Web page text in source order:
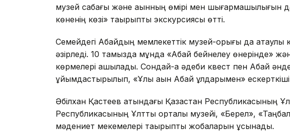
музей сабағы және ақынның өмірі мен шығармашылығын
көненің көзі» тақырыптық экскурсиясы өтті.
Семейдегі Абайдың мемлекеттік музей-қорығы да атаулы
әзірледі. 10 тамызда мұнда «Абай бейнелеу өнерінде»
көрмелері ашылады. Сондай-ақ әдеби квест пен Абай
ұйымдастырылып, «Ұлы ақын Абай ұлдарымен»
Әбілхан Қастеев атындағы Қазақстан Республикасының
Республикасының Ұлттық орталық музейі, «Берел»,
мәдениет мекемелері тақырыптық жобаларын ұсынады.